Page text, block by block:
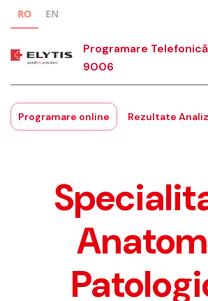
RO EN
Programare
9006
Programare online Rezultate